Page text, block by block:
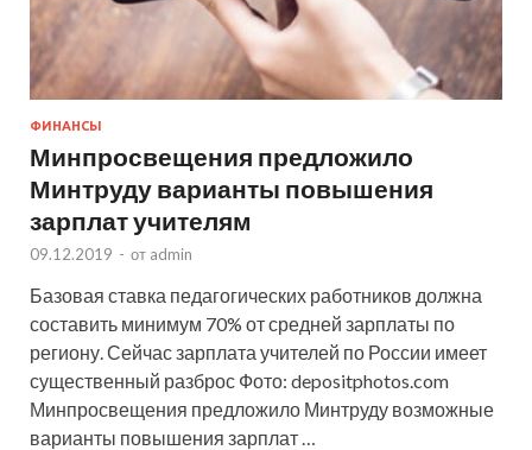
ФИНАНСЫ
Минпросвещения предложило
Минтруду варианты повышения
зарплат учителям
09.12.2019 - от admin
Базовая ставка педагогических работников должна
составить минимум 70% от средней зарплаты по
региону. Сейчас зарплата учителей по России имеет
существенный разброс Фото: depositphotos.com
Минпросвещения предложило Минтруду возможные
варианты повышения зарплат …